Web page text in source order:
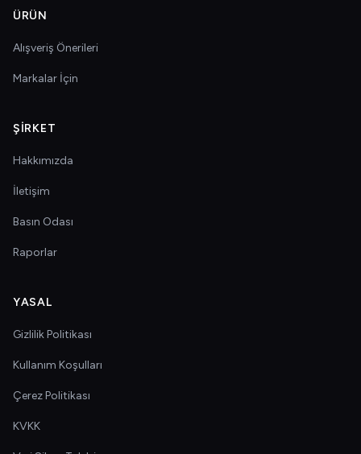
ÜRÜN
Alışveriş Önerileri
Markalar İçin
ŞIRKET
Hakkımızda
İletişim
Basın Odası
Raporlar
YASAL
Gizlilik Politikası
Kullanım Koşulları
Çerez Politikası
KVKK